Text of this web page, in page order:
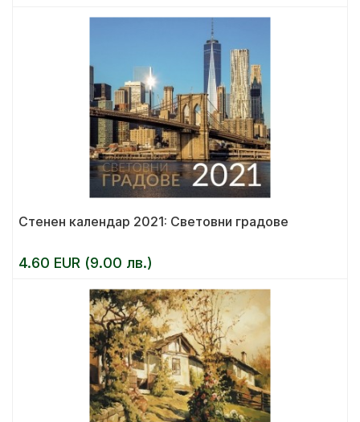
Стенен календар 2021: Световни градове
4.60 EUR (9.00 лв.)